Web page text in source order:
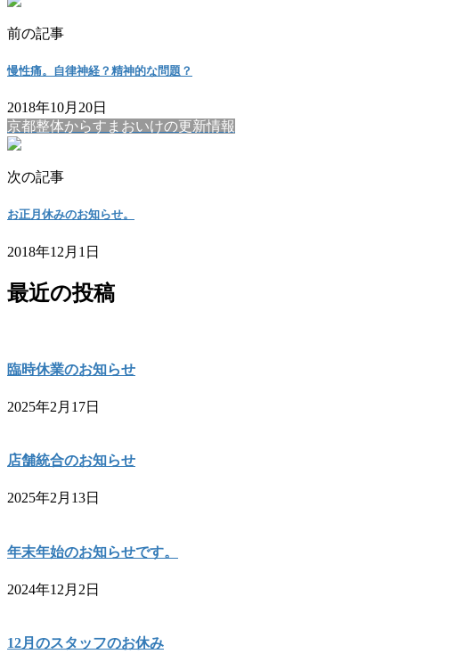
前の記事
慢性痛。自律神経？精神的な問題？
2018年10月20日
京都整体からすまおいけの更新情報
次の記事
お正月休みのお知らせ。
2018年12月1日
最近の投稿
臨時休業のお知らせ
2025年2月17日
店舗統合のお知らせ
2025年2月13日
年末年始のお知らせです。
2024年12月2日
12月のスタッフのお休み